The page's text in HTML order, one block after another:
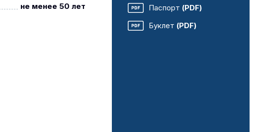
не менее 50 лет
Паспорт (PDF)
Буклет (PDF)